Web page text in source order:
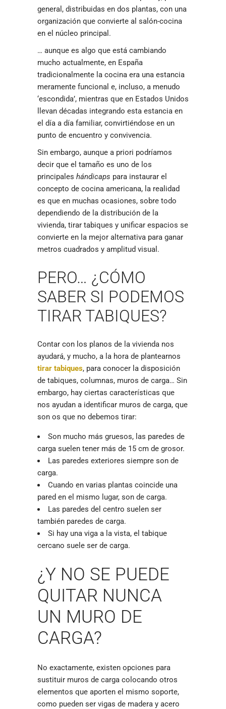
general, distribuidas en dos plantas, con una
organización que convierte al salón-cocina
en el núcleo principal.
… aunque es algo que está cambiando
mucho actualmente, en España
tradicionalmente la cocina era una estancia
meramente funcional e, incluso, a menudo
‘escondida’, mientras que en Estados Unidos
llevan décadas integrando esta estancia en
el día a día familiar, convirtiéndose en un
punto de encuentro y convivencia.
Sin embargo, aunque a priori podríamos
decir que el tamaño es uno de los
principales hándicaps para instaurar el
concepto de cocina americana, la realidad
es que en muchas ocasiones, sobre todo
dependiendo de la distribución de la
vivienda, tirar tabiques y unificar espacios se
convierte en la mejor alternativa para ganar
metros cuadrados y amplitud visual.
PERO… ¿CÓMO
SABER SI PODEMOS
TIRAR TABIQUES?
Contar con los planos de la vivienda nos
ayudará, y mucho, a la hora de plantearnos
tirar tabiques, para conocer la disposición
de tabiques, columnas, muros de carga… Sin
embargo, hay ciertas características que
nos ayudan a identificar muros de carga, que
son os que no debemos tirar:
Son mucho más gruesos, las paredes de
carga suelen tener más de 15 cm de grosor.
Las paredes exteriores siempre son de
carga.
Cuando en varias plantas coincide una
pared en el mismo lugar, son de carga.
Las paredes del centro suelen ser
también paredes de carga.
Si hay una viga a la vista, el tabique
cercano suele ser de carga.
¿Y NO SE PUEDE
QUITAR NUNCA
UN MURO DE
CARGA?
No exactamente, existen opciones para
sustituir muros de carga colocando otros
elementos que aporten el mismo soporte,
como pueden ser vigas de madera y acero